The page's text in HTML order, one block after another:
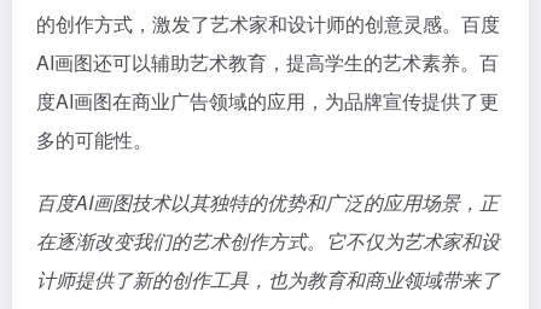
的创作方式，激发了艺术家和设计师的创意灵感。百度
AI画图还可以辅助艺术教育，提高学生的艺术素养。百
度AI画图在商业广告领域的应用，为品牌宣传提供了更
多的可能性。
百度AI画图技术以其独特的优势和广泛的应用场景，正
在逐渐改变我们的艺术创作方式。它不仅为艺术家和设
计师提供了新的创作工具，也为教育和商业领域带来了